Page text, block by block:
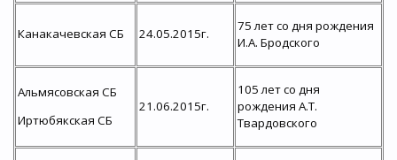
Канакачевская СБ 24.05.2015г.
75 лет со дня рождения
И.А. Бродского
Альмясовская СБ
Иртюбякская СБ
21.06.2015г.
105 лет со дня
рождения А.Т.
Твардовского